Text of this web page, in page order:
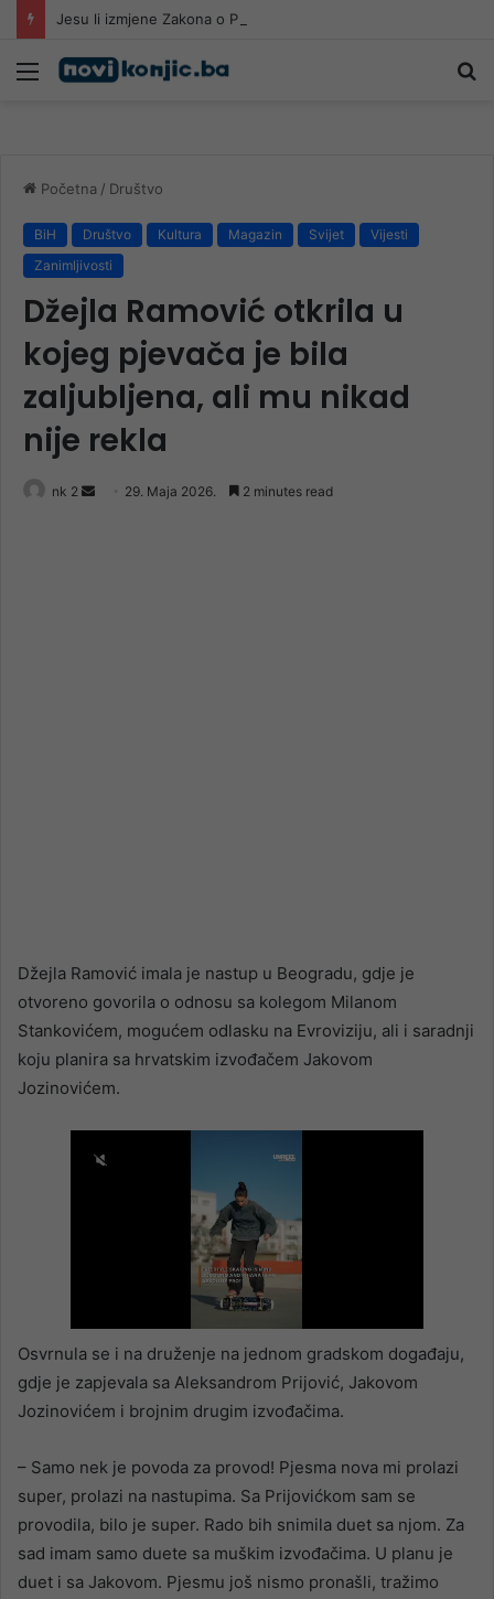
Meni
Početna / Društvo
BiH Društvo Kultura Magazin Svijet
Vijesti
Zanimljivosti
Džejla Ramović otkrila u
kojeg pjevača je bila
zaljubljena, ali mu nikad
nije rekla
nk 2
Send 29. Maja 2026. 2 minutes read
Džejla Ramović imala je nastup u Beogradu, gdje je
otvoreno govorila o odnosu sa kolegom Milanom
Stankovićem, mogućem odlasku na Evroviziju, ali i saradnji
koju planira sa hrvatskim izvođačem Jakovom
Jozinovićem.
Osvrnula se i na druženje na jednom gradskom događaju,
gdje je zapjevala sa Aleksandrom Prijović, Jakovom
Jozinovićem i brojnim drugim izvođačima.
– Samo nek je povoda za provod! Pjesma nova mi prolazi
super, prolazi na nastupima. Sa Prijovićkom sam se
provodila, bilo je super. Rado bih snimila duet sa njom. Za
sad imam samo duete sa muškim izvođačima. U planu je
duet i sa Jakovom. Pjesmu još nismo pronašli, tražimo